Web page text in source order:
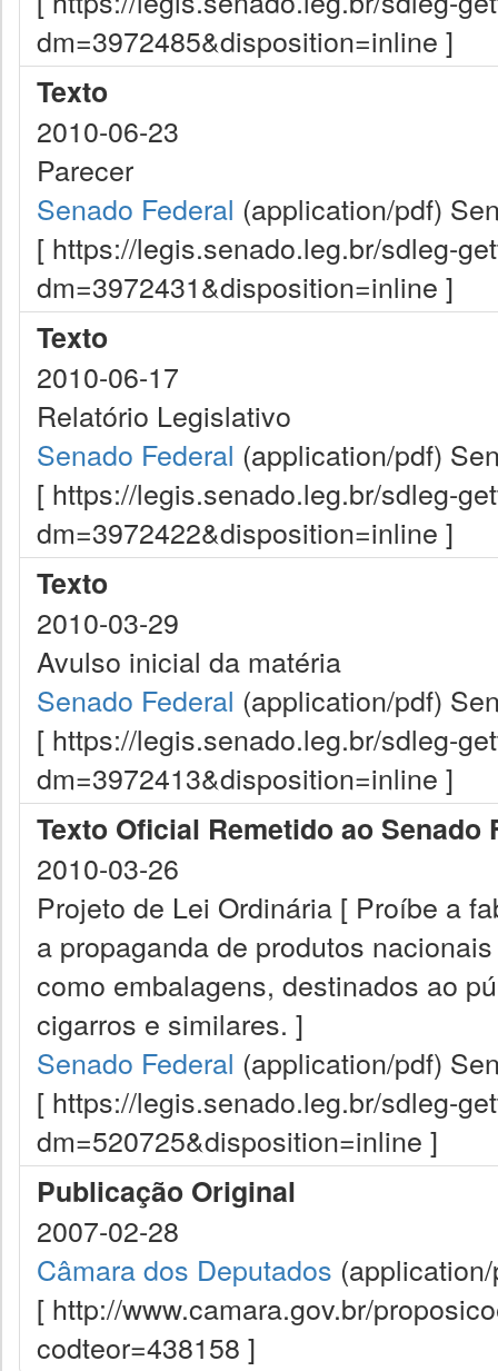
dm=3972485&disposition=inline ]
Texto
2010-06-23
Parecer
Senado Federal (application/pdf)
[ https://legis.senado.leg.br/sdleg-
dm=3972431&disposition=inline ]
Texto
2010-06-17
Relatório Legislativo
Senado Federal (application/pdf)
[ https://legis.senado.leg.br/sdleg-
dm=3972422&disposition=inline ]
Texto
2010-03-29
Avulso inicial da matéria
Senado Federal (application/pdf)
[ https://legis.senado.leg.br/sdleg-
dm=3972413&disposition=inline ]
Texto Oficial Remetido ao Senado
2010-03-26
Projeto de Lei Ordinária [ Proíbe a
a propaganda de produtos
como embalagens, destinados ao
cigarros e similares. ]
Senado Federal (application/pdf)
[ https://legis.senado.leg.br/sdleg-
dm=520725&disposition=inline ]
Publicação Original
2007-02-28
Câmara dos Deputados
[ http://www.camara.gov.br/
codteor=438158 ]